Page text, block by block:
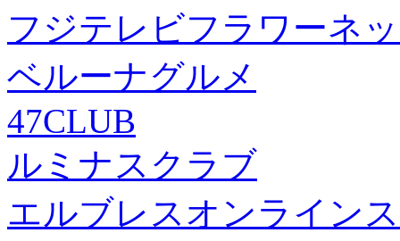
フジテレビフラワーネ
ベルーナグルメ
47CLUB
ルミナスクラブ
エルブレスオンライン